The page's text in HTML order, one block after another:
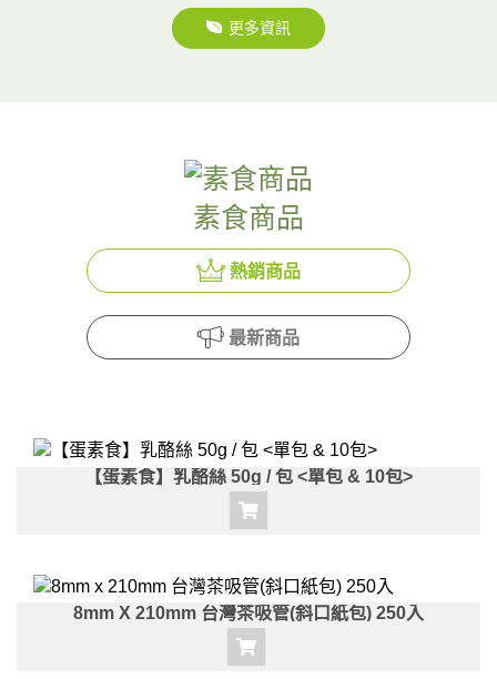
更多資訊
素食商品
熱銷商品
最新商品
【蛋素食】乳酪絲 50g / 包 <單包 & 10包>
8mm X 210mm 台灣茶吸管(斜口紙包) 250入